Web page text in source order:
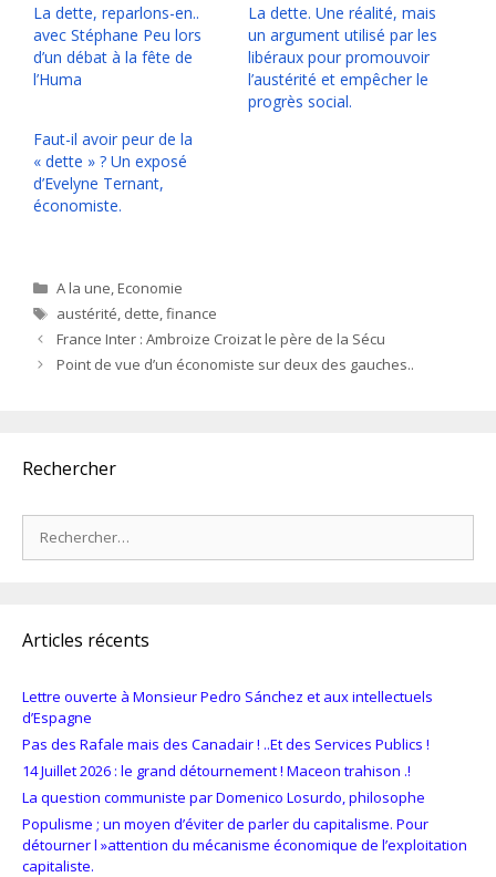
La dette, reparlons-en..
avec Stéphane Peu lors
d’un débat à la fête de
l’Huma
La dette. Une réalité, mais
un argument utilisé par les
libéraux pour promouvoir
l’austérité et empêcher le
progrès social.
Faut-il avoir peur de la
« dette » ? Un exposé
d’Evelyne Ternant,
économiste.
Catégories
A la une Economie
Étiquettes
austérité dette finance
France Inter : Ambroize Croizat le père de la Sécu
Point de vue d’un économiste sur deux des gauches..
Rechercher
Articles récents
Lettre ouverte à Monsieur Pedro Sánchez et aux intellectuels
d’Espagne
Pas des Rafale mais des Canadair ! ..Et des Services Publics !
14 Juillet 2026 : le grand détournement ! Maceon trahison .!
La question communiste par Domenico Losurdo, philosophe
Populisme ; un moyen d’éviter de parler du capitalisme. Pour
détourner l »attention du mécanisme économique de l’exploitation
capitaliste.